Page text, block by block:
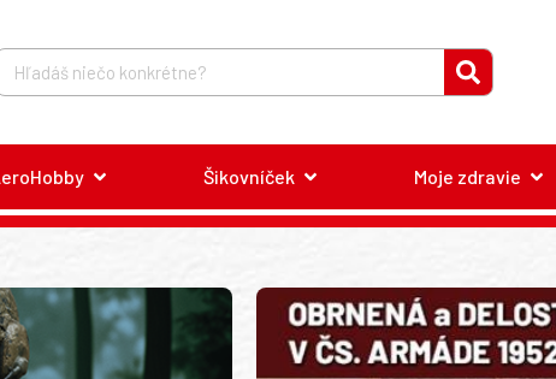
Šikovníček Moje zdravie